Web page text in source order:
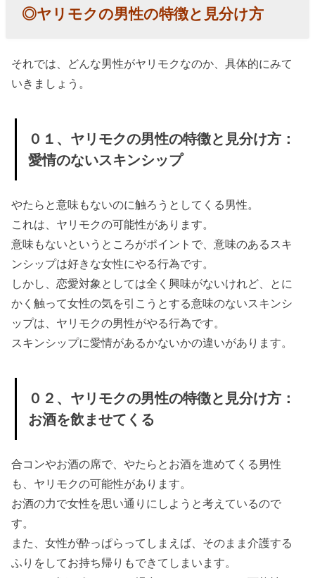
分け
ませて
くる
ヤリモ
クの男
徴と見
分け
方：や
たらと
２人き
りにな
ろうと
する
ヤリモ
クの男
徴と見
分け
方：自
とは話
さない
◎ヤリモクの男性の特徴と見分け方
それでは、どんな男性がヤリモクなのか、具体的にみて
いきましょう。
０１、ヤリモクの男性の特徴と見分け方：
愛情のないスキンシップ
やたらと意味もないのに触ろうとしてくる男性。
これは、ヤリモクの可能性があります。
意味もないというところがポイントで、意味のあるスキ
ンシップは好きな女性にやる行為です。
しかし、恋愛対象としては全く興味がないけれど、とに
かく触って女性の気を引こうとする意味のないスキンシ
ップは、ヤリモクの男性がやる行為です。
スキンシップに愛情があるかないかの違いがあります。
０２、ヤリモクの男性の特徴と見分け方：
お酒を飲ませてくる
合コンやお酒の席で、やたらとお酒を進めてくる男性
も、ヤリモクの可能性があります。
お酒の力で女性を思い通りにしようと考えているので
す。
また、女性が酔っぱらってしまえば、そのまま介護する
ふりをしてお持ち帰りもできてしまいます。